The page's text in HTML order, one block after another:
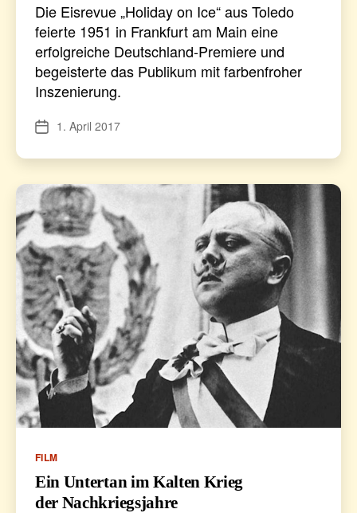
Die Eisrevue „Holiday on Ice“ aus Toledo
feierte 1951 in Frankfurt am Main eine
erfolgreiche Deutschland-Premiere und
begeisterte das Publikum mit farbenfroher
Inszenierung.
Veröffentlichungsdatum
1. April 2017
Kategorien
FILM
Ein Untertan im Kalten Krieg
der Nachkriegsjahre